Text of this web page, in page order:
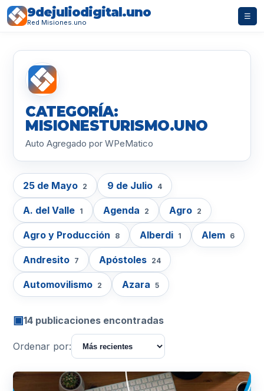
9dejuliodigital.uno
Red Misiones.uno
☰
CATEGORÍA:
MISIONESTURISMO.UNO
Auto Agregado por WPeMatico
25 de Mayo 2 9 de Julio 4
A. del Valle 1 Agenda 2 Agro 2
Agro y Producción 8 Alberdi 1 Alem 6
Andresito 7 Apóstoles 24
Automovilismo 2 Azara 5
▣14 publicaciones encontradas
Ordenar por: